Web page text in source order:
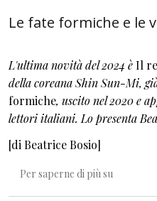
Le fate formiche e le
L'ultima novità del 2024 èIl
della coreana Shin Sun-Mi,
formiche, uscito nel 2020 e
lettori italiani. Lo presenta
[di Beatrice Bosio]
Per saperne di più su